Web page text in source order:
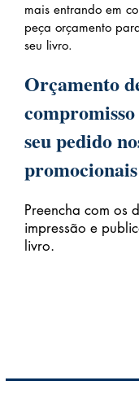
mais entrando em
peça orçamento
seu livro.
Orçamento
seu pedido
Preencha com os
impressão e
livro.
CADASTRE-SE